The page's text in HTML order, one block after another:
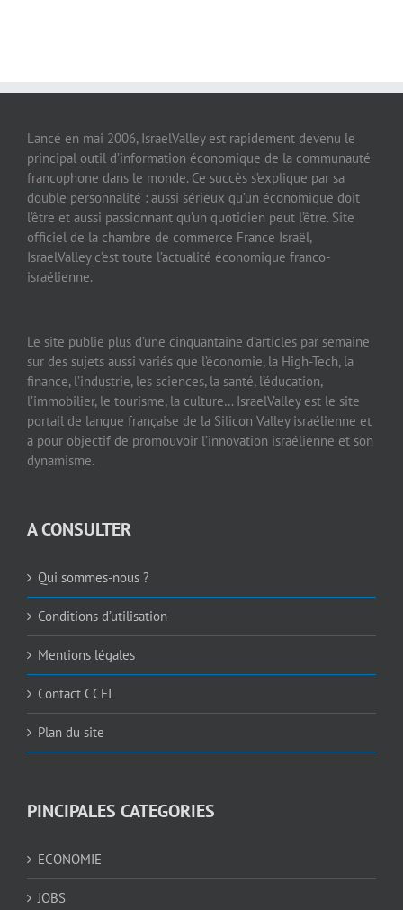
Lancé en mai 2006, IsraelValley est rapidement devenu le
principal outil d’information économique de la communauté
francophone dans le monde. Ce succès s’explique par sa
double personnalité : aussi sérieux qu’un économique doit
l’être et aussi passionnant qu’un quotidien peut l’être. Site
officiel de la chambre de commerce France Israël,
IsraelValley c’est toute l’actualité économique franco-
israélienne.
Le site publie plus d’une cinquantaine d’articles par semaine
sur des sujets aussi variés que l’économie, la High-Tech, la
finance, l’industrie, les sciences, la santé, l’éducation,
l’immobilier, le tourisme, la culture… IsraelValley est le site
portail de langue française de la Silicon Valley israélienne et
a pour objectif de promouvoir l’innovation israélienne et son
dynamisme.
A CONSULTER
Qui sommes-nous ?
Conditions d’utilisation
Mentions légales
Contact CCFI
Plan du site
PINCIPALES CATEGORIES
ECONOMIE
JOBS